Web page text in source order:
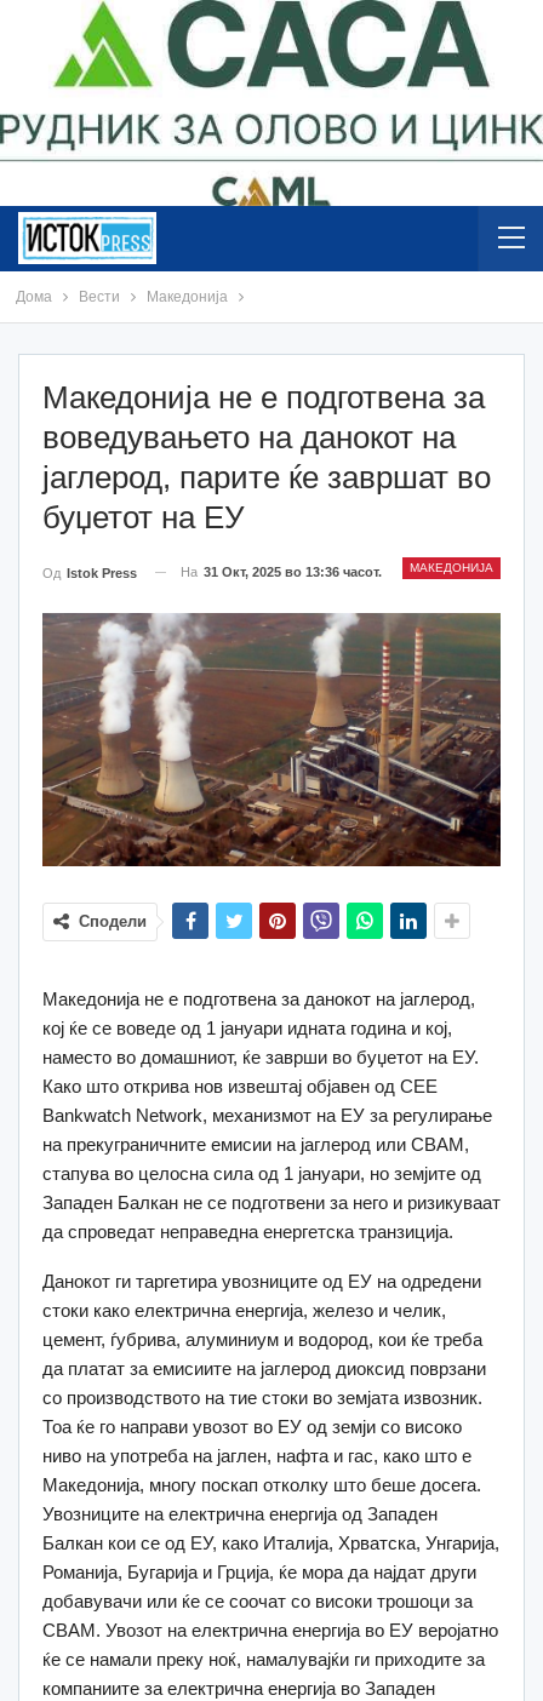
Дома Вести Македонија
Македонија не е подготвена за
воведувањето на данокот на
јаглерод, парите ќе завршат во
буџетот на ЕУ
МАКЕДОНИЈА
Од Istok Press На 31 Окт, 2025 во 13:36 часот.
Сподели
Македонија не е подготвена за данокот на јаглерод,
кој ќе се воведе од 1 јануари идната година и кој,
наместо во домашниот, ќе заврши во буџетот на ЕУ.
Како што открива нов извештај објавен од CEE
Bankwatch Network, механизмот на ЕУ за регулирање
на прекуграничните емисии на јаглерод или CBAM,
стапува во целосна сила од 1 јануари, но земјите од
Западен Балкан не се подготвени за него и ризикуваат
да спроведат неправедна енергетска транзиција.
Данокот ги таргетира увозниците од ЕУ на одредени
стоки како електрична енергија, железо и челик,
цемент, ѓубрива, алуминиум и водород, кои ќе треба
да платат за емисиите на јаглерод диоксид поврзани
со производството на тие стоки во земјата извозник.
Тоа ќе го направи увозот во ЕУ од земји со високо
ниво на употреба на јаглен, нафта и гас, како што е
Македонија, многу поскап отколку што беше досега.
Увозниците на електрична енергија од Западен
Балкан кои се од ЕУ, како Италија, Хрватска, Унгарија,
Романија, Бугарија и Грција, ќе мора да најдат други
добавувачи или ќе се соочат со високи трошоци за
CBAM. Увозот на електрична енергија во ЕУ веројатно
ќе се намали преку ноќ, намалувајќи ги приходите за
компаниите за електрична енергија во Западен